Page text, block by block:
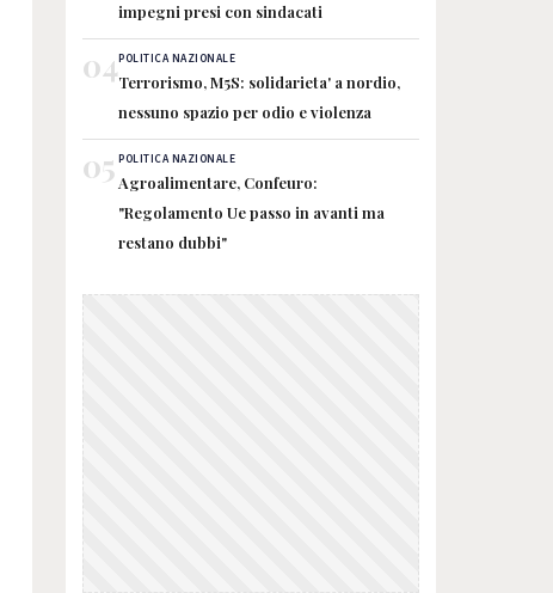
impegni presi con sindacati
04POLITICA NAZIONALE
Terrorismo, M5S: solidarieta' a nordio,
nessuno spazio per odio e violenza
05 POLITICA NAZIONALE
Agroalimentare, Confeuro:
"Regolamento Ue passo in avanti ma
restano dubbi"